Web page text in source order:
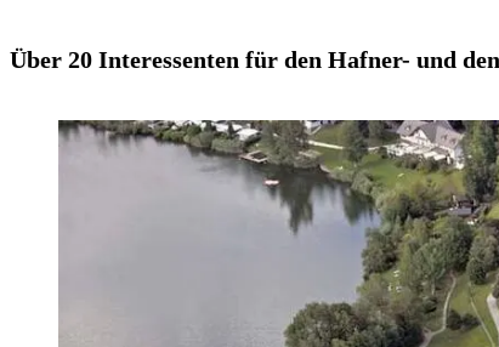
Über 20 Interessenten für den Hafner- und